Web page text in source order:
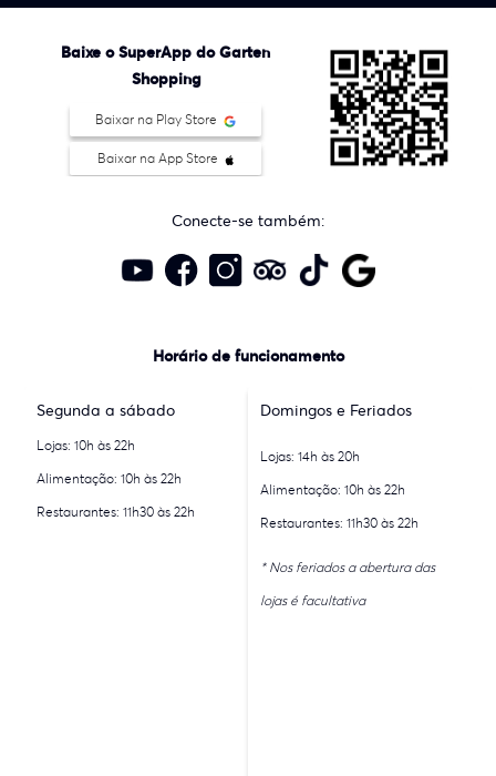
Baixe o SuperApp do Garten
Shopping
Baixar na Play Store
Baixar na App Store
Conecte-se também:
Horário de funcionamento
Segunda a sábado
Lojas: 10h às 22h
Alimentação: 10h às 22h
Restaurantes: 11h30 às 22h
Domingos e Feriados
Lojas: 14h às 20h
Alimentação: 10h às 22h
Restaurantes: 11h30 às 22h
* Nos feriados a abertura das
lojas é facultativa